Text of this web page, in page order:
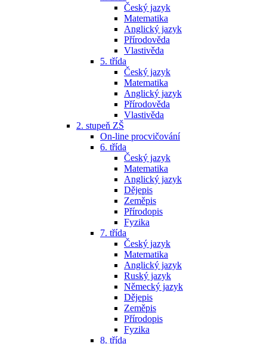
Český jazyk
Matematika
Anglický jazyk
Přírodověda
Vlastivěda
5. třída
Český jazyk
Matematika
Anglický jazyk
Přírodověda
Vlastivěda
2. stupeň ZŠ
On-line procvičování
6. třída
Český jazyk
Matematika
Anglický jazyk
Dějepis
Zeměpis
Přírodopis
Fyzika
7. třída
Český jazyk
Matematika
Anglický jazyk
Ruský jazyk
Německý jazyk
Dějepis
Zeměpis
Přírodopis
Fyzika
8. třída